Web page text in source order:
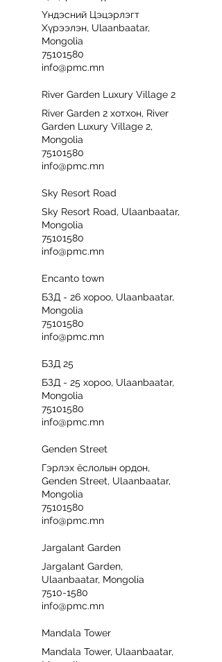
Үндэсний Цэцэрлэгт
Хүрээлэн, Ulaanbaatar,
Mongolia
75101580
info@pmc.mn
River Garden Luxury Village 2
River Garden 2 хотхон, River
Garden Luxury Village 2,
Mongolia
75101580
info@pmc.mn
Sky Resort Road
Sky Resort Road, Ulaanbaatar,
Mongolia
75101580
info@pmc.mn
Encanto town
БЗД - 26 хороо, Ulaanbaatar,
Mongolia
75101580
info@pmc.mn
БЗД 25
БЗД - 25 хороо, Ulaanbaatar,
Mongolia
75101580
info@pmc.mn
Genden Street
Гэрлэх ёслолын ордон,
Genden Street, Ulaanbaatar,
Mongolia
75101580
info@pmc.mn
Jargalant Garden
Jargalant Garden,
Ulaanbaatar, Mongolia
7510-1580
info@pmc.mn
Mandala Tower
Mandala Tower, Ulaanbaatar,